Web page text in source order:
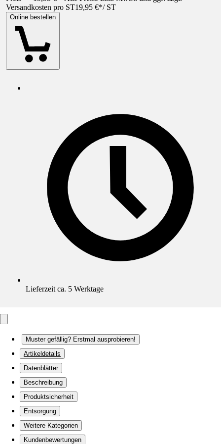
Versandkosten pro ST19,95 €*/ ST
Online bestellen
Lieferzeit ca. 5 Werktage
Muster gefällig? Erstmal ausprobieren!
Artikeldetails
Datenblätter
Beschreibung
Produktsicherheit
Entsorgung
Weitere Kategorien
Kundenbewertungen